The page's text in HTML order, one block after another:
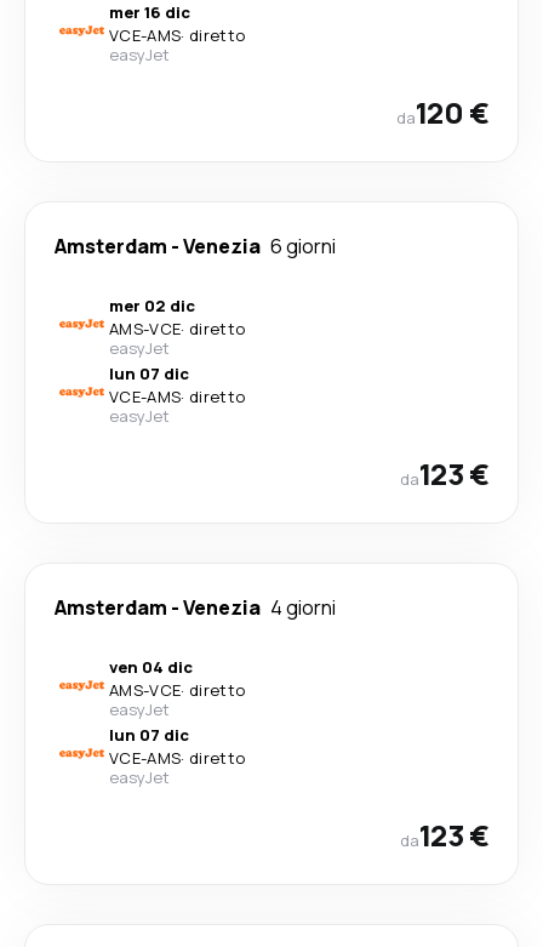
mer 16 dic
VCE-AMS· diretto
easyJet
da120 €
Amsterdam -Venezia 6 giorni
mer 02 dic
AMS-VCE· diretto
easyJet
lun 07 dic
VCE-AMS· diretto
easyJet
da123 €
Amsterdam -Venezia 4 giorni
ven 04 dic
AMS-VCE· diretto
easyJet
lun 07 dic
VCE-AMS· diretto
easyJet
da123 €